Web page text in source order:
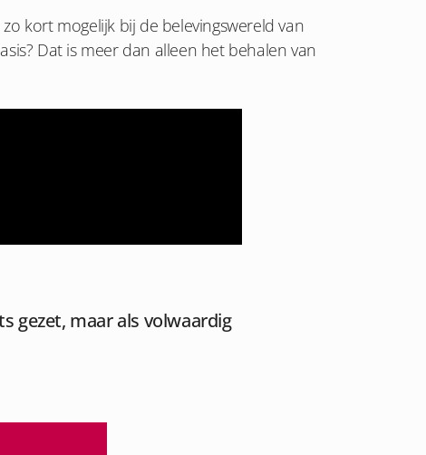
kort mogelijk bij de belevingswereld van
Dat is meer dan alleen het behalen van
gezet, maar als volwaardig